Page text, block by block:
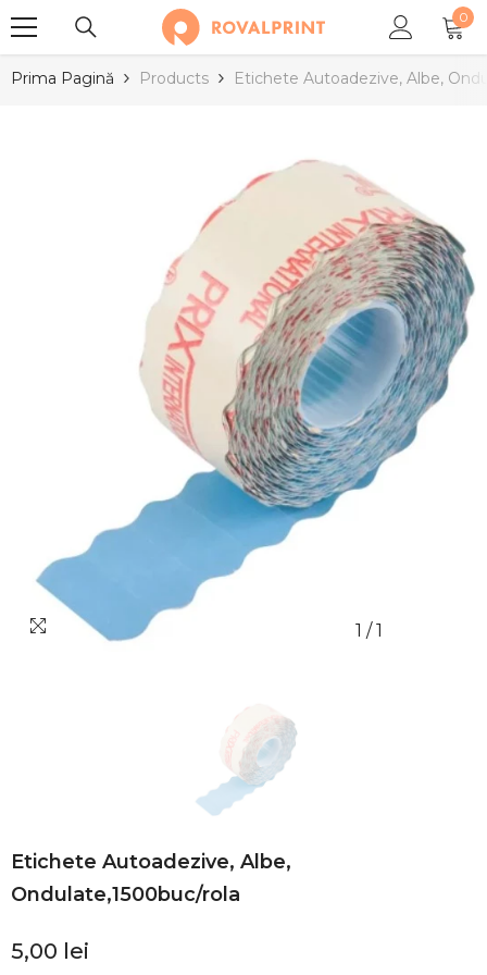
00
Prima Pagină Products Etichete Autoadezive, Albe,
1 / 1
Etichete Autoadezive, Albe,
Ondulate,1500buc/rola
5,00 lei